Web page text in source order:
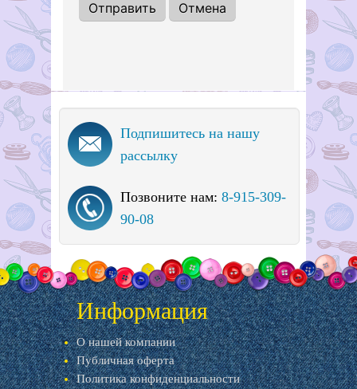
Подпишитесь на нашу
рассылку
Позвоните нам: 8-915-309-
90-08
Информация
О нашей компании
Публичная оферта
Политика конфиденциальности